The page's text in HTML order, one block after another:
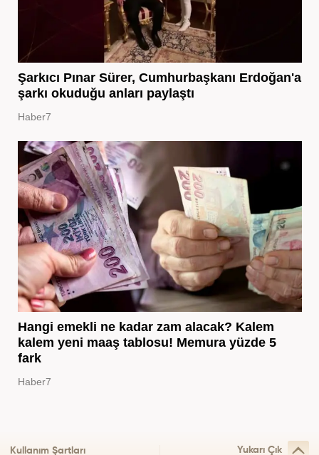
Şarkıcı Pınar Sürer, Cumhurbaşkanı Erdoğan'a
şarkı okuduğu anları paylaştı
Haber7
Hangi emekli ne kadar zam alacak? Kalem
kalem yeni maaş tablosu! Memura yüzde 5
fark
Haber7
Kullanım Şartları Yukarı Çık